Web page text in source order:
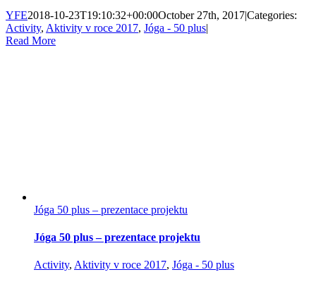
YFE2018-10-23T19:10:32+00:00October 27th, 2017|Categories:
Activity, Aktivity v roce 2017, Jóga - 50 plus|
Read More
Jóga 50 plus – prezentace projektu
Jóga 50 plus – prezentace projektu
Activity, Aktivity v roce 2017, Jóga - 50 plus